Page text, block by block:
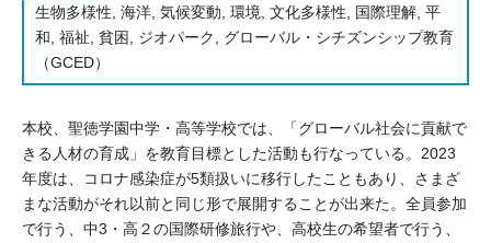
生物多様性, 海洋, 気候変動, 環境, 文化多様性, 国際理解, 平
和, 福祉, 貧困, ジオパーク, グローバル・シチズンシップ教育
（GCED）
本校、聖徳学園中学・高等学校では、「グローバル社会に貢献で
きる人材の育成」を教育目標とした活動も行なっている。2023
年度は、コロナ感染症が5類扱いに移行したこともあり、さまざ
まな活動がそれ以前と同じ形で展開することが出来た。全員参加
で行う、中3・高２の国際研修旅行や、高校生の希望者で行う、